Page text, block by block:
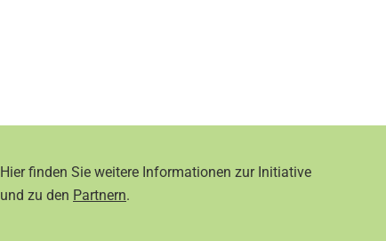
Hier finden Sie weitere Informationen zur Initiative
und zu den Partnern.